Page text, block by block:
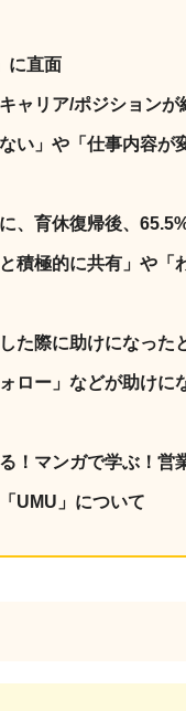
に直面
ャリア/ポジション
い」や「仕事内容
、育休復帰後、
積極的に共有」や
た際に助けになった
ロー」などが助けに
！マンガで学ぶ！営
UMU」について